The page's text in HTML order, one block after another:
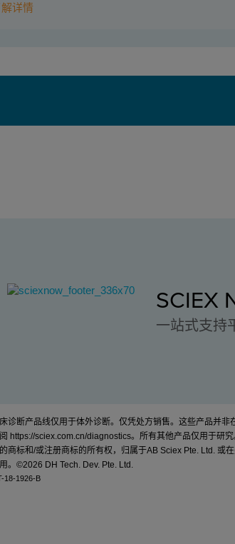
详情
SCIEX
一站式支持
诊断产品线仅用于体外诊断。仅凭处方销售。这些产品并
https://sciex.com.cn/diagnostics。所有其他产品仅用于研究
商标和/或注册商标的所有权，归属于AB Sciex Pte. Ltd. 或
。©2026 DH Tech. Dev. Pte. Ltd.
18-1926-B